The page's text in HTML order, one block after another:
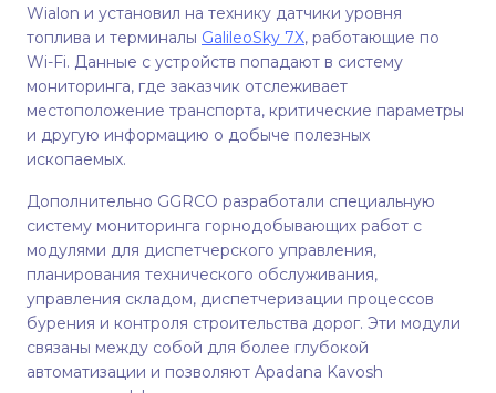
Wialon и установил на технику датчики уровня
топлива и терминалы GalileoSky 7X, работающие по
Wi-Fi. Данные с устройств попадают в систему
мониторинга, где заказчик отслеживает
местоположение транспорта, критические параметры
и другую информацию о добыче полезных
ископаемых.
Дополнительно GGRCO разработали специальную
систему мониторинга горнодобывающих работ с
модулями для диспетчерского управления,
планирования технического обслуживания,
управления складом, диспетчеризации процессов
бурения и контроля строительства дорог. Эти модули
связаны между собой для более глубокой
автоматизации и позволяют Apadana Kavosh